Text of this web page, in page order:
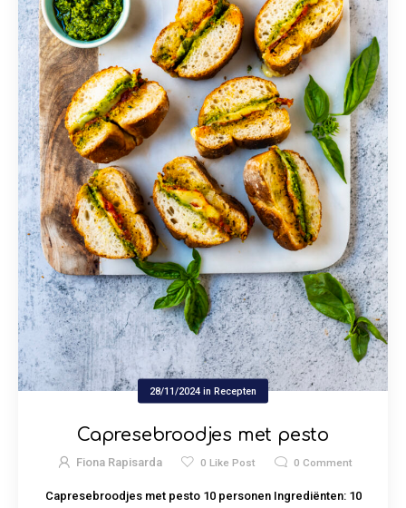
28/11/2024 in Recepten
Capresebroodjes met pesto
Fiona Rapisarda 0 Like Post 0 Comment
Capresebroodjes met pesto 10 personen Ingrediënten: 10